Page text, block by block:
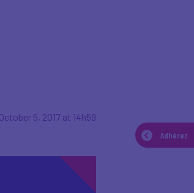
Adhérez
5, 2017 at 14h59